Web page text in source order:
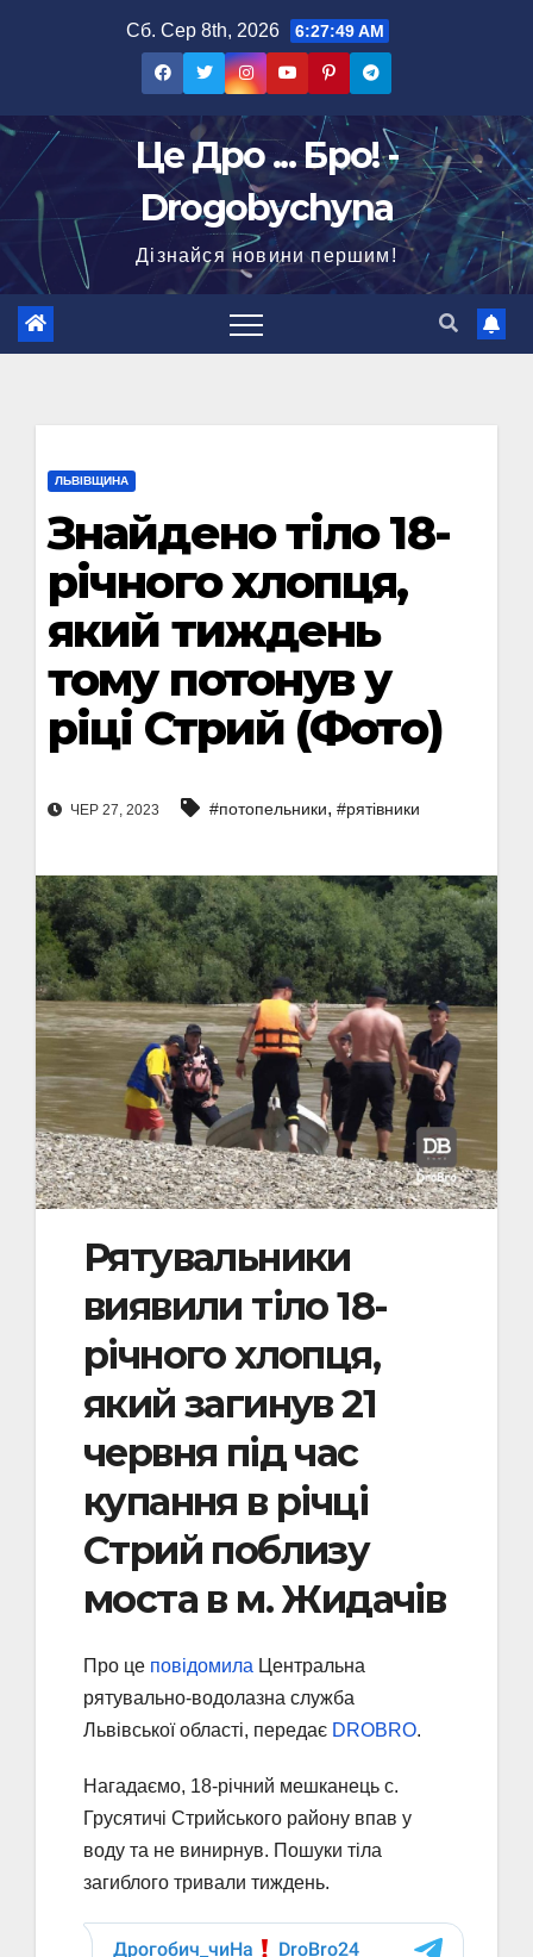
Сб. Сер 8th, 2026 6:27:50 AM
Це Дро ... Бро! -
Drogobychyna
Дізнайся новини першим!
ЛЬВІВЩИНА
Знайдено тіло 18-
річного хлопця,
який тиждень
тому потонув у
ріці Стрий (Фото)
ЧЕР 27, 2023 #потопельники, #рятівники
Рятувальники
виявили тіло 18-
річного хлопця,
який загинув 21
червня під час
купання в річці
Стрий поблизу
моста в м. Жидачів
Про це повідомила Центральна
рятувально-водолазна служба
Львівської області, передає DROBRO.
Нагадаємо, 18-річний мешканець с.
Грусятичі Стрийського району впав у
воду та не винирнув. Пошуки тіла
загиблого тривали тиждень.